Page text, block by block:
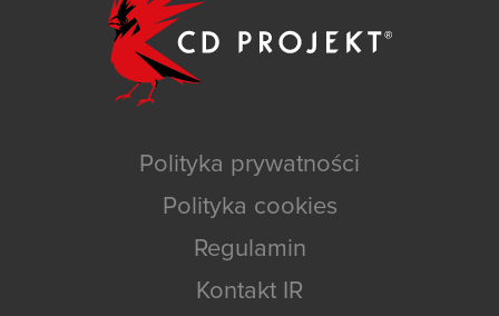
Polityka prywatności
Polityka cookies
Regulamin
Kontakt IR